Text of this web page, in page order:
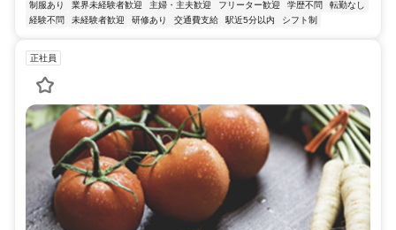
制服あり 業界未経験者歓迎 主婦・主夫歓迎 フリーター歓迎 学歴不問
転勤なし
経験不問
未経験者歓迎 研修あり 交通費支給 駅近5分以内 シフト制
正社員